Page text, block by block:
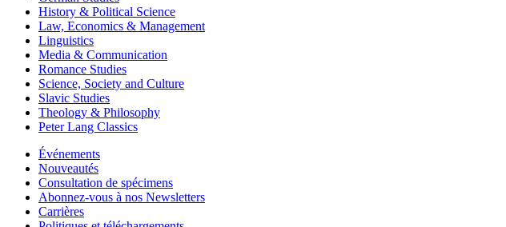
History & Political Science
Law, Economics & Management
Linguistics
Media & Communication
Romance Studies
Science, Society and Culture
Slavic Studies
Theology & Philosophy
Peter Lang Classics
Événements
Nouveautés
Consultation de spécimens
Abonnez-vous à nos Newsletters
Carrières